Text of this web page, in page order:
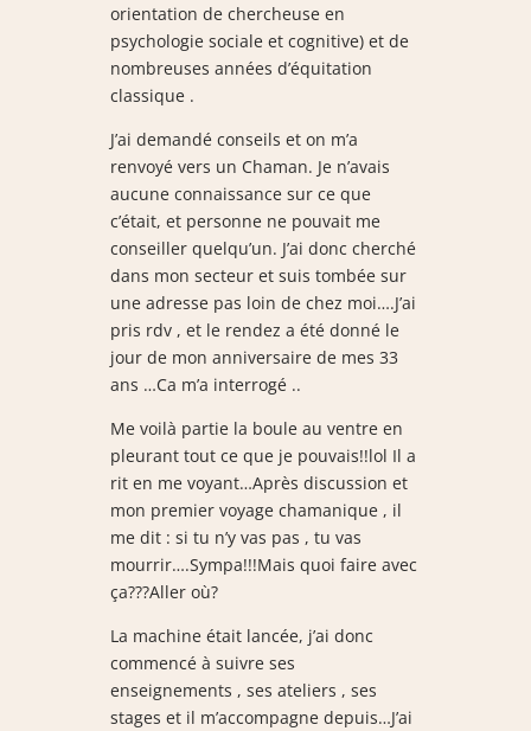
orientation de chercheuse en
psychologie sociale et cognitive) et de
nombreuses années d’équitation
classique .
J’ai demandé conseils et on m’a
renvoyé vers un Chaman. Je n’avais
aucune connaissance sur ce que
c’était, et personne ne pouvait me
conseiller quelqu’un. J’ai donc cherché
dans mon secteur et suis tombée sur
une adresse pas loin de chez moi….J’ai
pris rdv , et le rendez a été donné le
jour de mon anniversaire de mes 33
ans …Ca m’a interrogé ..
Me voilà partie la boule au ventre en
pleurant tout ce que je pouvais!!lol Il a
rit en me voyant…Après discussion et
mon premier voyage chamanique , il
me dit : si tu n’y vas pas , tu vas
mourrir….Sympa!!!Mais quoi faire avec
ça???Aller où?
La machine était lancée, j’ai donc
commencé à suivre ses
enseignements , ses ateliers , ses
stages et il m’accompagne depuis…J’ai